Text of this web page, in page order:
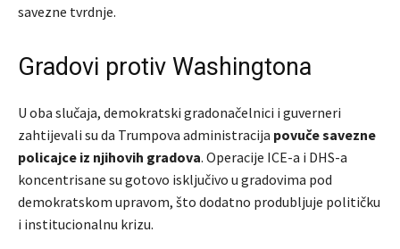
savezne tvrdnje.
Gradovi protiv Washingtona
U oba slučaja, demokratski gradonačelnici i guverneri
zahtijevali su da Trumpova administracija povuče savezne
policajce iz njihovih gradova. Operacije ICE-a i DHS-a
koncentrisane su gotovo isključivo u gradovima pod
demokratskom upravom, što dodatno produbljuje političku
i institucionalnu krizu.